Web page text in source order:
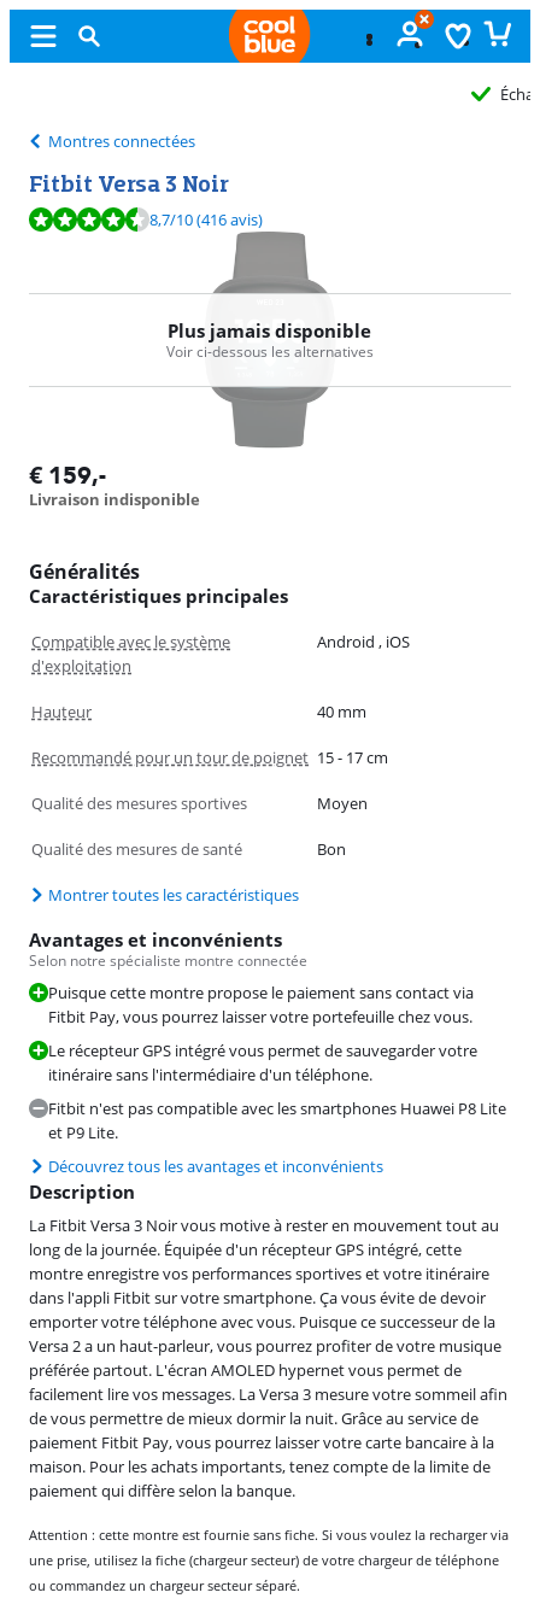
Montres connectées
Fitbit Versa 3 Noir
La note est de 8,7 sur 10, basée sur 416 avis.
8,7/10(416 avis)
Plus jamais disponible
Voir ci-dessous les alternatives
€ 159,-
Livraison indisponible
Généralités
Caractéristiques principales
Compatible avec le système
d'exploitation
Android , iOS
Hauteur 40 mm
Recommandé pour un tour de poignet 15 - 17 cm
Qualité des mesures sportives Moyen
Qualité des mesures de santé Bon
Montrer toutes les caractéristiques
Avantages et inconvénients
Selon notre spécialiste montre connectée
Puisque cette montre propose le paiement sans contact via
Fitbit Pay, vous pourrez laisser votre portefeuille chez vous.
Le récepteur GPS intégré vous permet de sauvegarder votre
itinéraire sans l'intermédiaire d'un téléphone.
Fitbit n'est pas compatible avec les smartphones Huawei P8 Lite
et P9 Lite.
Découvrez tous les avantages et inconvénients
Description
La Fitbit Versa 3 Noir vous motive à rester en mouvement tout au
long de la journée. Équipée d'un récepteur GPS intégré, cette
montre enregistre vos performances sportives et votre itinéraire
dans l'appli Fitbit sur votre smartphone. Ça vous évite de devoir
emporter votre téléphone avec vous. Puisque ce successeur de la
Versa 2 a un haut-parleur, vous pourrez profiter de votre musique
préférée partout. L'écran AMOLED hypernet vous permet de
facilement lire vos messages. La Versa 3 mesure votre sommeil afin
de vous permettre de mieux dormir la nuit. Grâce au service de
paiement Fitbit Pay, vous pourrez laisser votre carte bancaire à la
maison. Pour les achats importants, tenez compte de la limite de
paiement qui diffère selon la banque.
Attention : cette montre est fournie sans fiche. Si vous voulez la recharger via
une prise, utilisez la fiche (chargeur secteur) de votre chargeur de téléphone
ou commandez un chargeur secteur séparé.